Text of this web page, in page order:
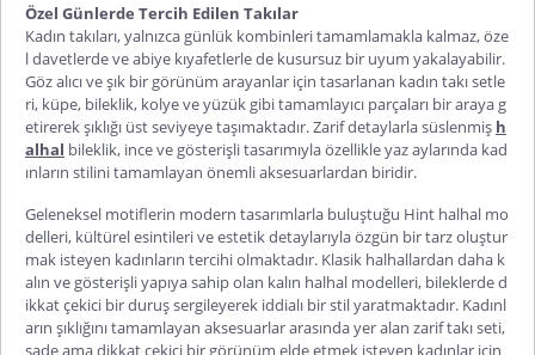
Özel Günlerde Tercih Edilen Takılar
Kadın takıları, yalnızca günlük kombinleri tamamlamakla kalmaz, öze
l davetlerde ve abiye kıyafetlerle de kusursuz bir uyum yakalayabilir.
Göz alıcı ve şık bir görünüm arayanlar için tasarlanan kadın takı setle
ri, küpe, bileklik, kolye ve yüzük gibi tamamlayıcı parçaları bir araya g
etirerek şıklığı üst seviyeye taşımaktadır. Zarif detaylarla süslenmiş h
alhal bileklik, ince ve gösterişli tasarımıyla özellikle yaz aylarında kad
ınların stilini tamamlayan önemli aksesuarlardan biridir.
Geleneksel motiflerin modern tasarımlarla buluştuğu Hint halhal mo
delleri, kültürel esintileri ve estetik detaylarıyla özgün bir tarz oluştur
mak isteyen kadınların tercihi olmaktadır. Klasik halhallardan daha k
alın ve gösterişli yapıya sahip olan kalın halhal modelleri, bileklerde d
ikkat çekici bir duruş sergileyerek iddialı bir stil yaratmaktadır. Kadınl
arın şıklığını tamamlayan aksesuarlar arasında yer alan zarif takı seti,
sade ama dikkat çekici bir görünüm elde etmek isteyen kadınlar için